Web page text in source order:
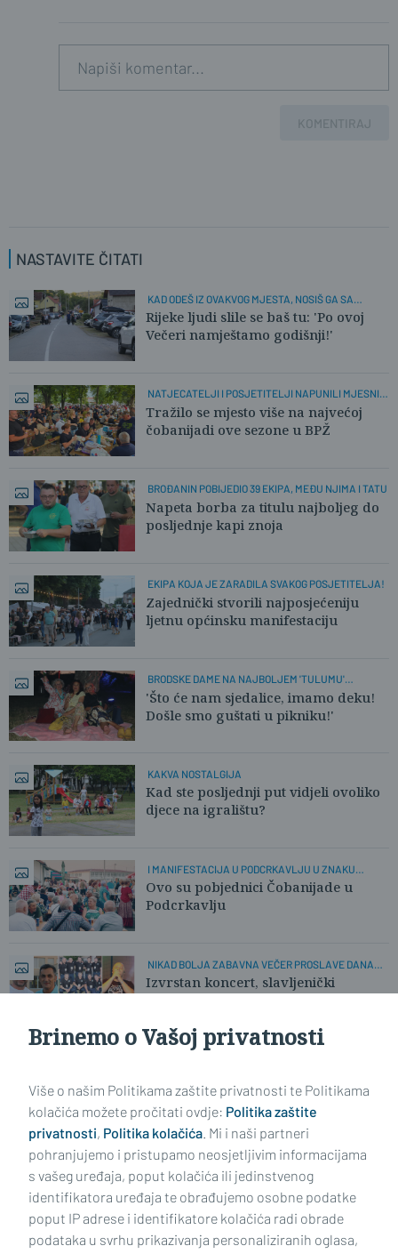
KOMENTIRAJ
NASTAVITE ČITATI
KAD ODEŠ IZ OVAKVOG MJESTA, NOSIŠ GA SA
SOBOM!
Rijeke ljudi slile se baš tu: 'Po ovoj
Večeri namještamo godišnji!'
NATJECATELJI I POSJETITELJI NAPUNILI MJESNI
PARK
Tražilo se mjesto više na najvećoj
čobanijadi ove sezone u BPŽ
BROĐANIN POBIJEDIO 39 EKIPA, MEĐU NJIMA I TATU
Napeta borba za titulu najboljeg do
posljednje kapi znoja
EKIPA KOJA JE ZARADILA SVAKOG POSJETITELJA!
Zajednički stvorili najposjećeniju
ljetnu općinsku manifestaciju
BRODSKE DAME NA NAJBOLJEM 'TULUMU'
GLAZBENOG LJETA
'Što će nam sjedalice, imamo deku!
Došle smo guštati u pikniku!'
KAKVA NOSTALGIJA
Kad ste posljednji put vidjeli ovoliko
djece na igralištu?
I MANIFESTACIJA U PODCRKAVLJU U ZNAKU
'KOCKICA'
Ovo su pobjednici Čobanijade u
Podcrkavlju
NIKAD BOLJA ZABAVNA VEČER PROSLAVE DANA
OPĆINE
Izvrstan koncert, slavljenički
Brinemo o Vašoj privatnosti
Više o našim Politikama zaštite privatnosti te Politikama
kolačića možete pročitati ovdje: Politika zaštite
privatnosti, Politika kolačića. Mi i naši partneri
pohranjujemo i pristupamo neosjetljivim informacijama
s vašeg uređaja, poput kolačića ili jedinstvenog
identifikatora uređaja te obrađujemo osobne podatke
poput IP adrese i identifikatore kolačića radi obrade
podataka u svrhu prikazivanja personaliziranih oglasa,